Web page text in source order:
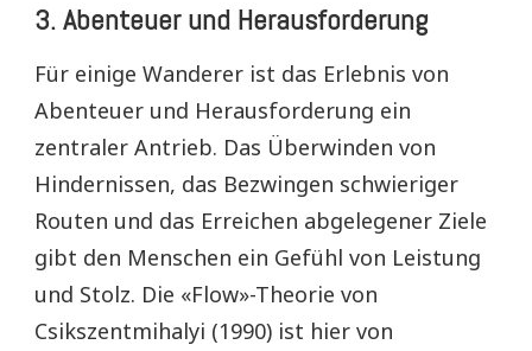
3.Abenteuer und Herausforderung
Für einige Wanderer ist das Erlebnis von
Abenteuer und Herausforderung ein
zentraler Antrieb. Das Überwinden von
Hindernissen, das Bezwingen schwieriger
Routen und das Erreichen abgelegener Ziele
gibt den Menschen ein Gefühl von Leistung
und Stolz. Die «Flow»-Theorie von
Csikszentmihalyi (1990) ist hier von